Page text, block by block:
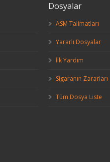
Dosyalar
ASM Talimatları
Yararlı Dosyalar
İlk Yardım
Sigaranın Zararları
Tüm Dosya Liste